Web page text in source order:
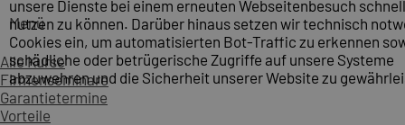
Menü
Alle Kurse
Firmenseminare
Garantietermine
Vorteile
unsere Dienste bei einem erneuten Webseitenbesuch
nutzen zu können. Darüber hinaus setzen wir technisch
Cookies ein, um automatisierten Bot-Traffic zu erkennen
schädliche oder betrügerische Zugriffe auf unsere Systeme
abzuwehren und die Sicherheit unserer Website zu